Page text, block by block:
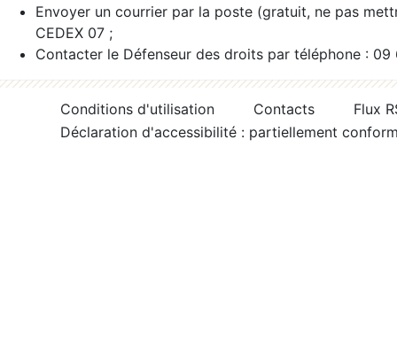
Envoyer un courrier par la poste (gratuit, ne pas
CEDEX 07 ;
Contacter le Défenseur des droits par téléphone :
Conditions d'utilisation Contacts
Flux
Déclaration d'accessibilité : partiellement